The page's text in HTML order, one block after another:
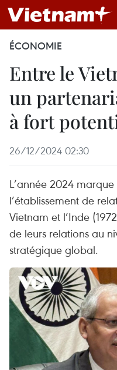
ÉCONOMIE
Entre le
un
à fort
26/12/2024 02:30
L’année 2024
l’établissement de
Vietnam et l’Inde
de leurs relations au
stratégique global.